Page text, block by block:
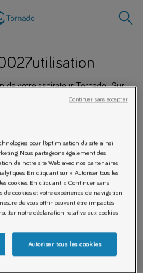
de votre aspirateur Tornado . Sur
les accessoires et pièces
pour l’optimisation du site ainsi
Nous partageons également des
de notre site Web avec nos partenaires
En cliquant sur « Autoriser tous les
cookies. En cliquant « Continuer sans
de cookies et votre expérience de navigation
de vous offrir peuvent être impactés.
notre déclaration relative aux cookies.
Autoriser tous les cookies
Continuer sans accepter